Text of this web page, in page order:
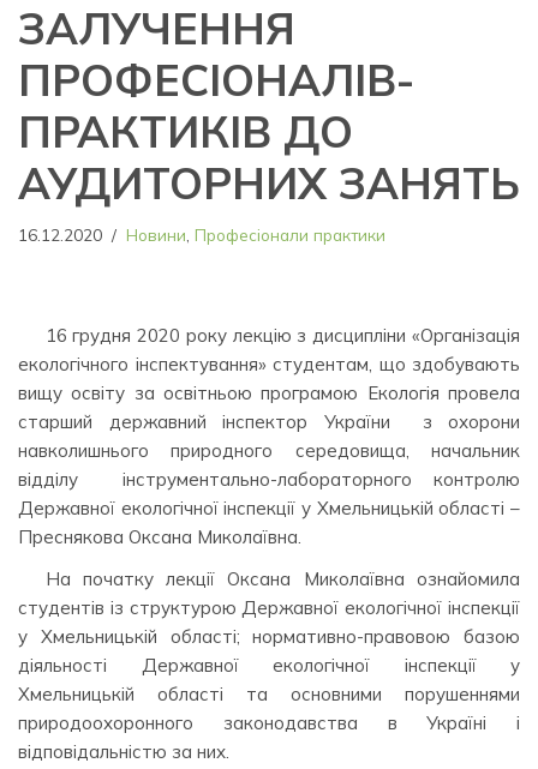
ЗАЛУЧЕННЯ
ПРОФЕСІОНАЛІВ-
ПРАКТИКІВ ДО
АУДИТОРНИХ ЗАНЯТЬ
16.12.2020 Новини Професіонали практики
16 грудня 2020 року лекцію з дисципліни «Організація
екологічного інспектування» студентам, що здобувають
вищу освіту за освітньою програмою Екологія провела
старший державний інспектор України з охорони
навколишнього природного середовища, начальник
відділу інструментально-лабораторного контролю
Державної екологічної інспекції у Хмельницькій області –
Преснякова Оксана Миколаївна.
На початку лекції Оксана Миколаївна ознайомила
студентів із структурою Державної екологічної інспекції
у Хмельницькій області; нормативно-правовою базою
діяльності Державної екологічної інспекції у
Хмельницькій області та основними порушеннями
природоохоронного законодавства в Україні і
відповідальністю за них.